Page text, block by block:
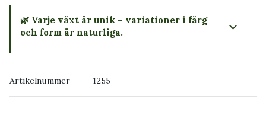
🌿 Varje växt är unik – variationer i färg
och form är naturliga.
Artikelnummer 1255